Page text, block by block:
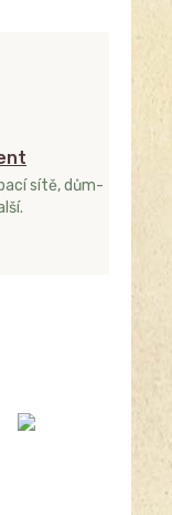
sítě, dům-